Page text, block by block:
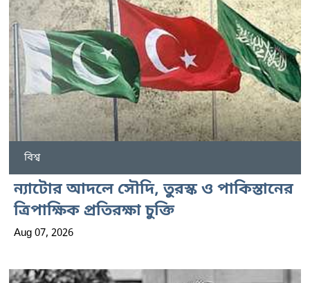
বিশ্ব
ন্যাটোর আদলে সৌদি, তুরস্ক ও পাকিস্তানের
ত্রিপাক্ষিক প্রতিরক্ষা চুক্তি
Aug 07, 2026